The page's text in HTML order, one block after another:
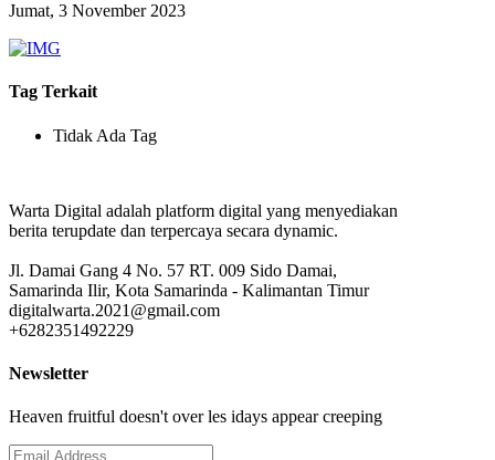
Jumat, 3 November 2023
Tag Terkait
Tidak Ada Tag
Warta Digital adalah platform digital yang menyediakan
berita terupdate dan terpercaya secara dynamic.
Jl. Damai Gang 4 No. 57 RT. 009 Sido Damai,
Samarinda Ilir, Kota Samarinda - Kalimantan Timur
digitalwarta.2021@gmail.com
+6282351492229
Newsletter
Heaven fruitful doesn't over les idays appear creeping